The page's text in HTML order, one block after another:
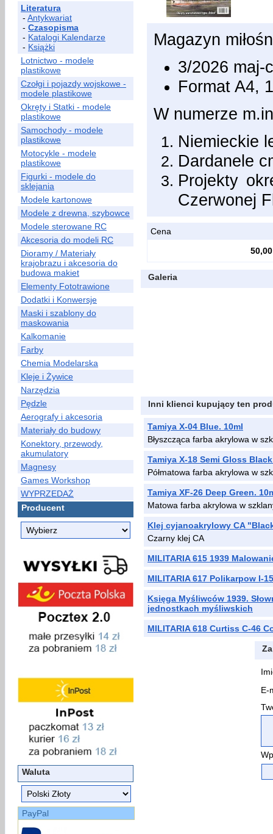
Literatura
- Antykwariat
- Czasopisma
- Katalogi Kalendarze
- Książki
Lotnictwo - modele
plastikowe
Czołgi i pojazdy wojskowe -
modele plastikowe
Okręty i Statki - modele
plastikowe
Samochody - modele
plastikowe
Motocykle - modele
plastikowe
Figurki - modele do
sklejania
Modele kartonowe
Modele z drewna, szybowce
Modele sterowane RC
Akcesoria do modeli RC
Dioramy / Materiały
krajobrazu i akcesoria do
budowa makiet
Elementy Fototrawione
Dodatki i Konwersje
Maski i szablony do
maskowania
Kalkomanie
Farby
Chemia Modelarska
Kleje i Żywice
Narzędzia
Pędzle
Aerografy i akcesoria
Materiały do budowy
Konektory, przewody,
akumulatory
Magnesy
Games Workshop
WYPRZEDAŻ
Producent
Waluta
PayPal
Magazyn
3/2026 maj-
Format A4,
W numerze
Niemieckie
Dardanele
Projekty
Czerwonej
Cena
50,00
Galeria
Inni klienci kupujący ten
Tamiya X-04 Blue. 10ml
Błyszcząca farba akrylowa w
Tamiya X-18 Semi Gloss
Półmatowa farba akrylowa w
Tamiya XF-26 Deep Green.
Matowa farba akrylowa w
Klej cyjanoakrylowy CA
Czarny klej CA
MILITARIA 615 1939
MILITARIA 617 Polikarpow I-
Księga Myśliwców 1939.
jednostkach myśliwskich
MILITARIA 618 Curtiss C-46
E-